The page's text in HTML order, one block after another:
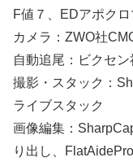
F値７、EDアポクロ
カメラ：ZWO社
自動追尾：ビクセ
撮影・スタック：
ライブスタック
画像編集：
り出し、